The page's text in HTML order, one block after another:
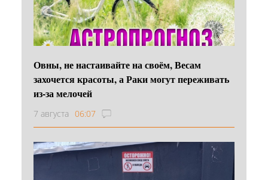
Овны, не настаивайте на своём, Весам
захочется красоты, а Раки могут переживать
из-за мелочей
7 августа 06:07